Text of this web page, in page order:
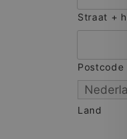
Straat +
Postcode
Land